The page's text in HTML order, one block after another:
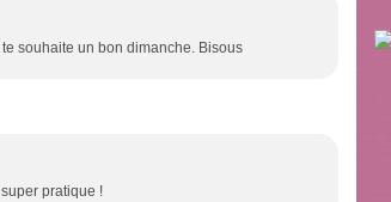
souhaite un bon dimanche. Bisous
pratique !